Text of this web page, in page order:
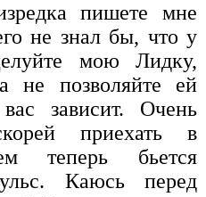
пишете мне
не знал бы, что у
мою Лидку,
не позволяйте ей
зависит. Очень
приехать в
теперь бьется
Каюсь перед